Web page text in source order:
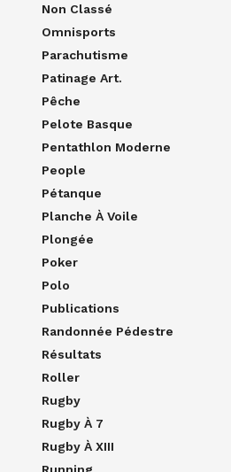
Non Classé
Omnisports
Parachutisme
Patinage Art.
Pêche
Pelote Basque
Pentathlon Moderne
People
Pétanque
Planche À Voile
Plongée
Poker
Polo
Publications
Randonnée Pédestre
Résultats
Roller
Rugby
Rugby À 7
Rugby À XIII
Running